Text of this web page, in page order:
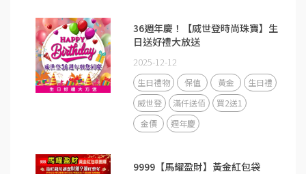
36週年慶！【威世登時尚珠寶】生
日送好禮大放送
2025-12-12
生日禮物 保值 黃金
生日禮
威世登
滿仟送佰
買2送1
金價
週年慶
9999【馬耀盈財】黃金紅包袋